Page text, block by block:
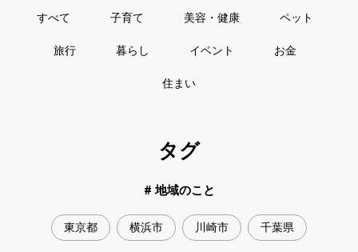
すべて 子育て 美容・健康 ペット
旅行 暮らし イベント お金
住まい
タグ
# 地域のこと
東京都 横浜市 川崎市 千葉県